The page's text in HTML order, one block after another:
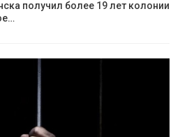
получил более 19 лет колонии